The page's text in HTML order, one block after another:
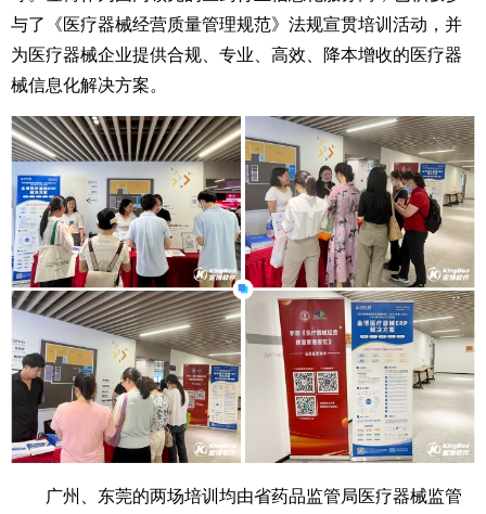
与了《医疗器械经营质量管理规范》法规宣贯培训活动，并
为医疗器械企业提供合规、专业、高效、降本增收的医疗器
械信息化解决方案。
广州、东莞的两场培训均由省药品监管局医疗器械监管